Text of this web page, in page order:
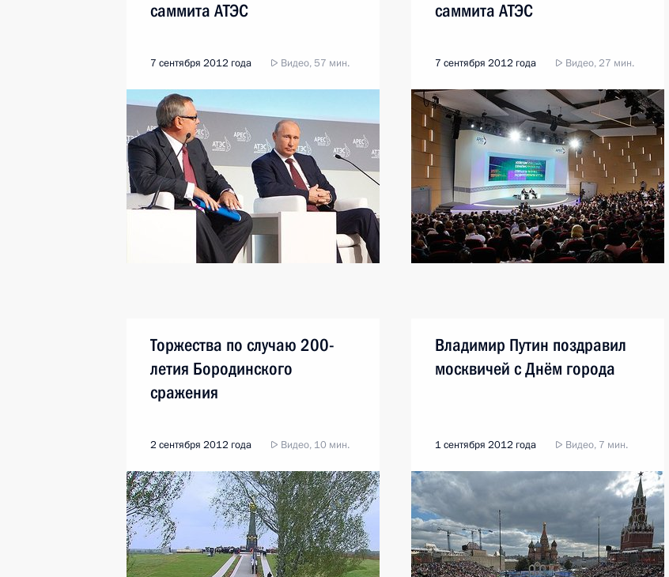
саммита АТЭС
7 сентября 2012 года Видео, 57 мин.
саммита АТЭС
7 сентября 2012 года Видео, 27 мин.
Торжества по случаю 200-
летия Бородинского
сражения
2 сентября 2012 года Видео, 10 мин.
Владимир Путин поздравил
москвичей с Днём города
1 сентября 2012 года Видео, 7 мин.